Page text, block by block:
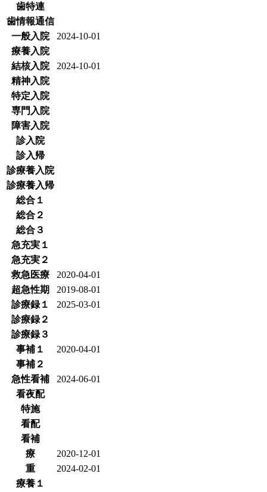
歯特連
歯情報通信
一般入院
2024-10-01
療養入院
結核入院
2024-10-01
精神入院
特定入院
専門入院
障害入院
診入院
診入帰
診療養入院
診療養入帰
総合１
総合２
総合３
急充実１
急充実２
救急医療
2020-04-01
超急性期
2019-08-01
診療録１
2025-03-01
診療録２
診療録３
事補１
2020-04-01
事補２
急性看補
2024-06-01
看夜配
特施
看配
看補
療
2020-12-01
重
2024-02-01
療養１